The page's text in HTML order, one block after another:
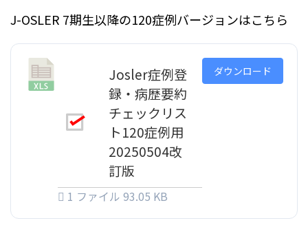
J-OSLER 7期生以降の120症例バージョンはこちら
Josler症例登
録・病歴要約
チェックリス
ト120症例用
20250504改
訂版
1 ファイル 93.05 KB
ダウンロード